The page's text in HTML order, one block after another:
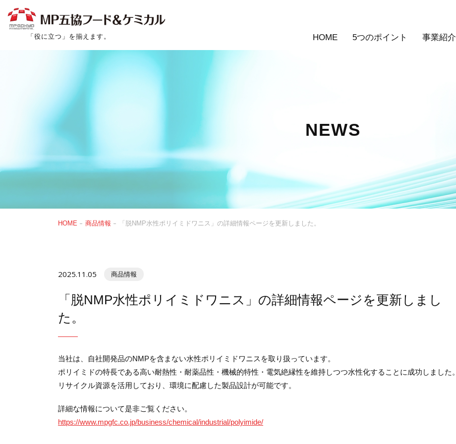
「役に立つ」を揃えます。 HOME 5つのポイント 事業紹介
NEWS
HOME 商品情報 「脱NMP水性ポリイミドワニス」の詳細情報ページを更新しました。
2025.11.05 商品情報
「脱NMP水性ポリイミドワニス」の詳細情報ページを更新しまし
た。
当社は、自社開発品のNMPを含まない水性ポリイミドワニスを取り扱っています。
ポリイミドの特長である高い耐熱性・耐薬品性・機械的特性・電気絶縁性を維持しつつ水性化することに成功しました。
リサイクル資源を活用しており、環境に配慮した製品設計が可能です。
詳細な情報について是非ご覧ください。
https://www.mpgfc.co.jp/business/chemical/industrial/polyimide/